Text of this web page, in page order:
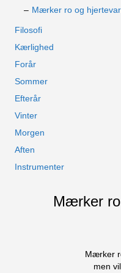
Mærker ro og
Filosofi
Kærlighed
Forår
Sommer
Efterår
Vinter
Morgen
Aften
Instrumenter
Mærker
Mærker
men